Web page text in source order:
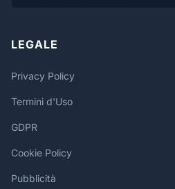
LEGALE
Privacy Policy
Termini d'Uso
GDPR
Cookie Policy
Pubblicità